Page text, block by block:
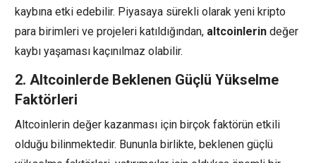
kaybına etki edebilir. Piyasaya sürekli olarak yeni kripto
para birimleri ve projeleri katıldığından, altcoinlerin değer
kaybı yaşaması kaçınılmaz olabilir.
2. Altcoinlerde Beklenen Güçlü Yükselme
Faktörleri
Altcoinlerin değer kazanması için birçok faktörün etkili
olduğu bilinmektedir. Bununla birlikte, beklenen güçlü